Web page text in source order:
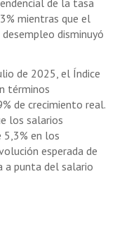
mientras que el
disminuyó
de 2025, el Índice
términos
de crecimiento real.
los salarios
5,3% en los
esperada de
a punta del salario